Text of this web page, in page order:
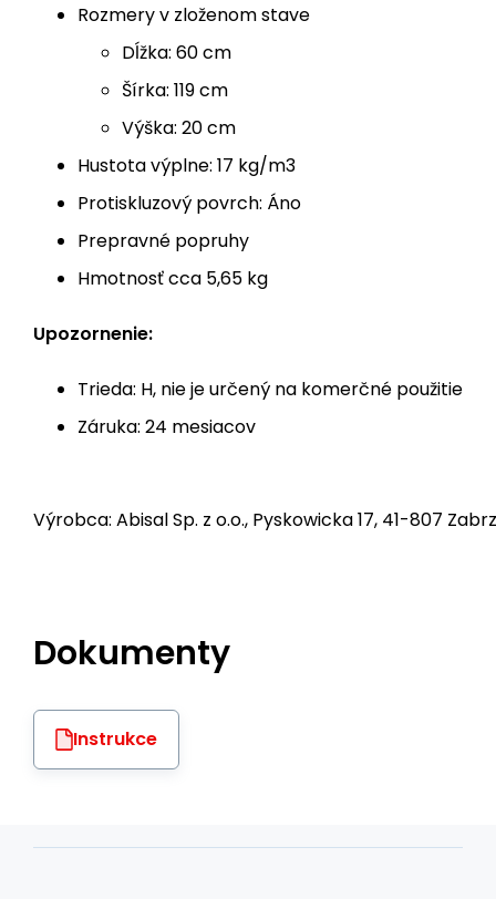
Rozmery v zloženom stave
Dĺžka: 60 cm
Šírka: 119 cm
Výška: 20 cm
Hustota výplne: 17 kg/m3
Protiskluzový povrch: Áno
Prepravné popruhy
Hmotnosť cca 5,65 kg
Upozornenie:
Trieda: H, nie je určený na komerčné použitie
Záruka: 24 mesiacov
Výrobca: Abisal Sp. z o.o., Pyskowicka 17, 41-807
Dokumenty
Instrukce